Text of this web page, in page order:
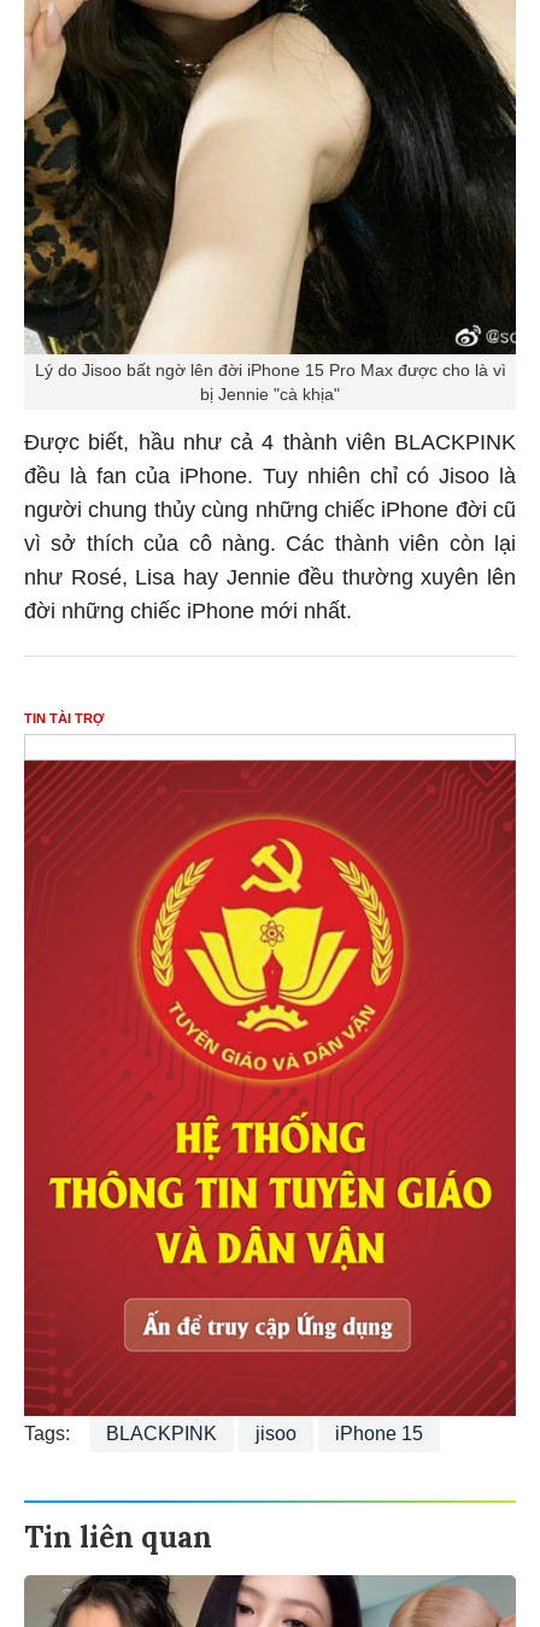
Lý do Jisoo bất ngờ lên đời iPhone 15 Pro Max được cho là vì
bị Jennie "cà khịa"
Được biết, hầu như cả 4 thành viên BLACKPINK
đều là fan của iPhone. Tuy nhiên chỉ có Jisoo là
người chung thủy cùng những chiếc iPhone đời cũ
vì sở thích của cô nàng. Các thành viên còn lại
như Rosé, Lisa hay Jennie đều thường xuyên lên
đời những chiếc iPhone mới nhất.
TIN TÀI TRỢ
Tags: BLACKPINK jisoo iPhone 15
Tin liên quan